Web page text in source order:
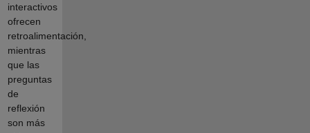
interactivos
ofrecen
retroalimentación,
mientras
que las
preguntas
de
reflexión
son más